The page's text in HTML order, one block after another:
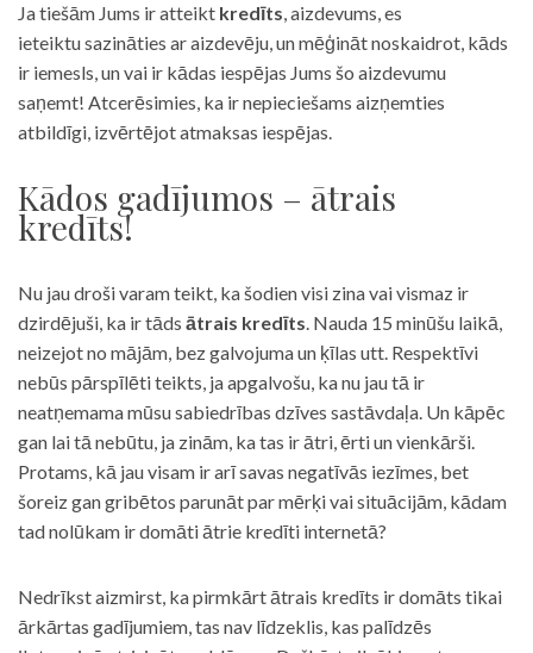
Ja tiešām Jums ir atteikt kredīts, aizdevums, es
ieteiktu sazināties ar aizdevēju, un mēģināt noskaidrot, kāds
ir iemesls, un vai ir kādas iespējas Jums šo aizdevumu
saņemt! Atcerēsimies, ka ir nepieciešams aizņemties
atbildīgi, izvērtējot atmaksas iespējas.
Kādos gadījumos – ātrais
kredīts!
Nu jau droši varam teikt, ka šodien visi zina vai vismaz ir
dzirdējuši, ka ir tāds ātrais kredīts. Nauda 15 minūšu laikā,
neizejot no mājām, bez galvojuma un ķīlas utt. Respektīvi
nebūs pārspīlēti teikts, ja apgalvošu, ka nu jau tā ir
neatņemama mūsu sabiedrības dzīves sastāvdaļa. Un kāpēc
gan lai tā nebūtu, ja zinām, ka tas ir ātri, ērti un vienkārši.
Protams, kā jau visam ir arī savas negatīvās iezīmes, bet
šoreiz gan gribētos parunāt par mērķi vai situācijām, kādam
tad nolūkam ir domāti ātrie kredīti internetā?
Nedrīkst aizmirst, ka pirmkārt ātrais kredīts ir domāts tikai
ārkārtas gadījumiem, tas nav līdzeklis, kas palīdzēs